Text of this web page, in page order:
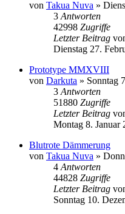
von Takua Nuva »
3 Antworten
42998 Zugriffe
Letzter Beitrag
Dienstag 27.
Prototype MMXVIII
von Darkuta » Sonntag
3 Antworten
51880 Zugriffe
Letzter Beitrag
Montag 8. Januar
Blutrote Dämmerung
von Takua Nuva »
4 Antworten
44828 Zugriffe
Letzter Beitrag
Sonntag 10.